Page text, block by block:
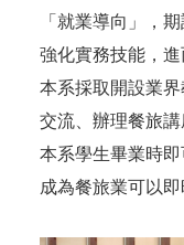
「就業導向」，
強化實務技能，
本系採取開設業
交流、辦理餐旅
本系學生畢業時
成為餐旅業可以即